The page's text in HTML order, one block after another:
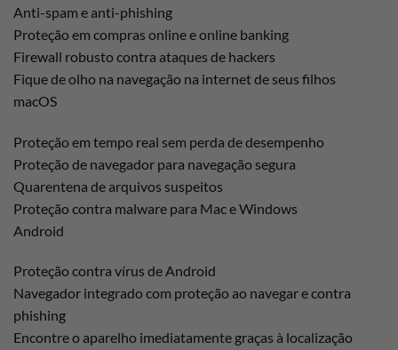
Anti-spam e anti-phishing
Proteção em compras online e online banking
Firewall robusto contra ataques de hackers
Fique de olho na navegação na internet de seus filhos
macOS
Proteção em tempo real sem perda de desempenho
Proteção de navegador para navegação segura
Quarentena de arquivos suspeitos
Proteção contra malware para Mac e Windows
Android
Proteção contra vírus de Android
Navegador integrado com proteção ao navegar e contra
phishing
Encontre o aparelho imediatamente graças à localização